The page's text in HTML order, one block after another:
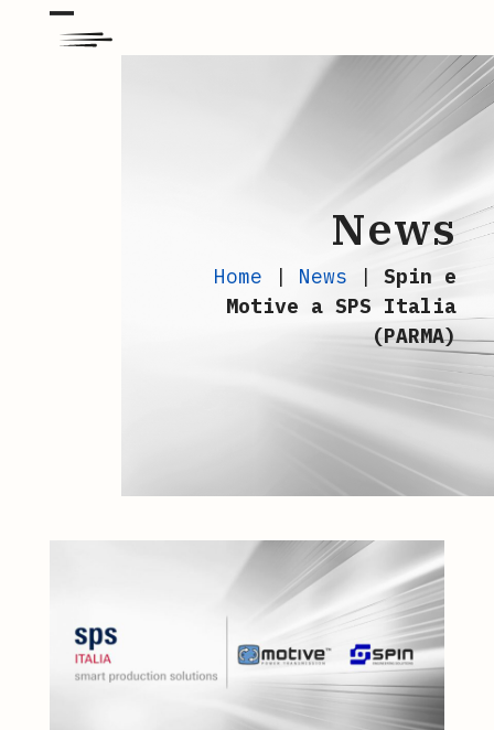
Open
Close
News
Home | News |Spin e
Motive a SPS Italia
(PARMA)